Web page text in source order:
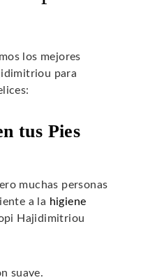
los mejores
para
tus Pies
muchas personas
a la higiene
Hajidimitriou
suave.